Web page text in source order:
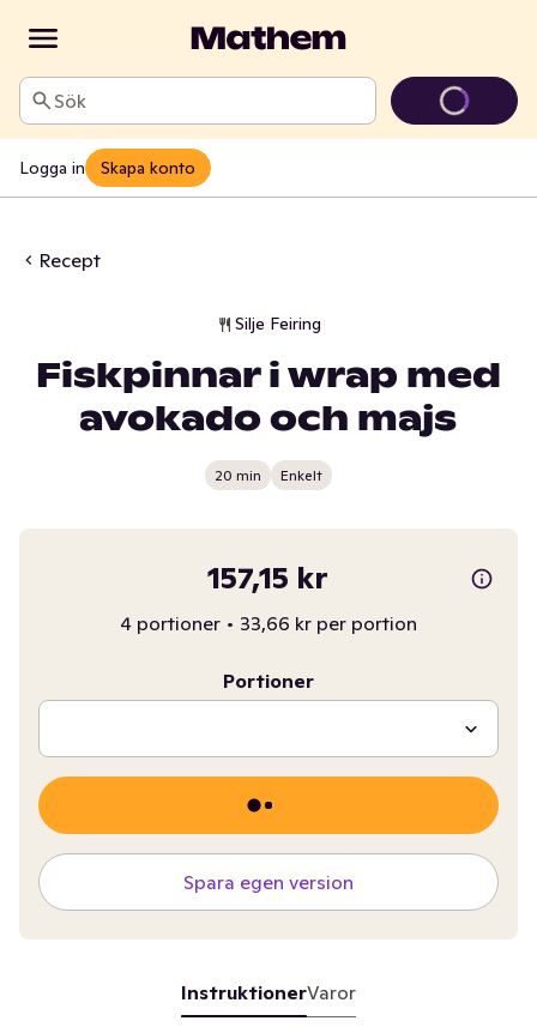
Sök
Logga in Skapa konto
Recept
Silje Feiring
Fiskpinnar i wrap med
avokado och majs
20 min Enkelt
157,15 kr
4 portioner • 33,66 kr per portion
Portioner
Spara egen version
InstruktionerVaror